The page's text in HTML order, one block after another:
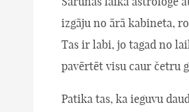
izgāju no ārā kabineta,
Tas ir labi, jo tagad no
pavērtēt visu caur četru
Patika tas, ka ieguvu